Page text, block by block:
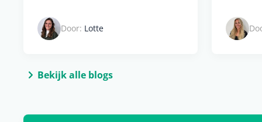
Door: Lotte
Bekijk alle blogs